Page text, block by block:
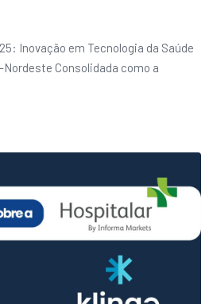
Inovação em Tecnologia da Saúde
Consolidada como a